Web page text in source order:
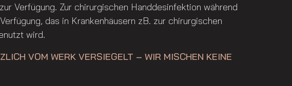
Verfügung. Zur chirurgischen Handdesinfektion während
das in Krankenhäusern zB. zur chirurgischen
wird.
VOM WERK VERSIEGELT – WIR MISCHEN KEINE